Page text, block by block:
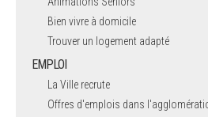
Bien vivre à domicile
Trouver un logement adapté
EMPLOI
La Ville recrute
Offres d'emplois dans